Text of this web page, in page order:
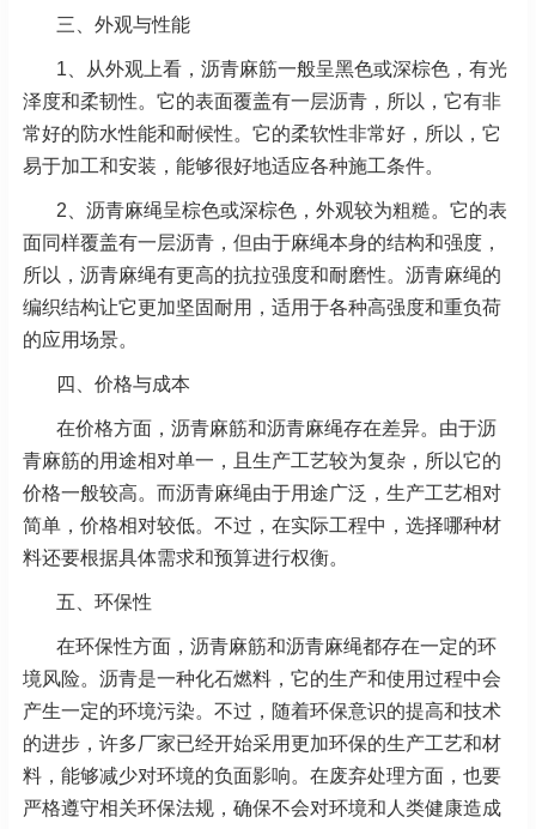
三、外观与性能
1、从外观上看，沥青麻筋一般呈黑色或深棕色，有光
泽度和柔韧性。它的表面覆盖有一层沥青，所以，它有非
常好的防水性能和耐候性。它的柔软性非常好，所以，它
易于加工和安装，能够很好地适应各种施工条件。
2、沥青麻绳呈棕色或深棕色，外观较为粗糙。它的表
面同样覆盖有一层沥青，但由于麻绳本身的结构和强度，
所以，沥青麻绳有更高的抗拉强度和耐磨性。沥青麻绳的
编织结构让它更加坚固耐用，适用于各种高强度和重负荷
的应用场景。
四、价格与成本
在价格方面，沥青麻筋和沥青麻绳存在差异。由于沥
青麻筋的用途相对单一，且生产工艺较为复杂，所以它的
价格一般较高。而沥青麻绳由于用途广泛，生产工艺相对
简单，价格相对较低。不过，在实际工程中，选择哪种材
料还要根据具体需求和预算进行权衡。
五、环保性
在环保性方面，沥青麻筋和沥青麻绳都存在一定的环
境风险。沥青是一种化石燃料，它的生产和使用过程中会
产生一定的环境污染。不过，随着环保意识的提高和技术
的进步，许多厂家已经开始采用更加环保的生产工艺和材
料，能够减少对环境的负面影响。在废弃处理方面，也要
严格遵守相关环保法规，确保不会对环境和人类健康造成